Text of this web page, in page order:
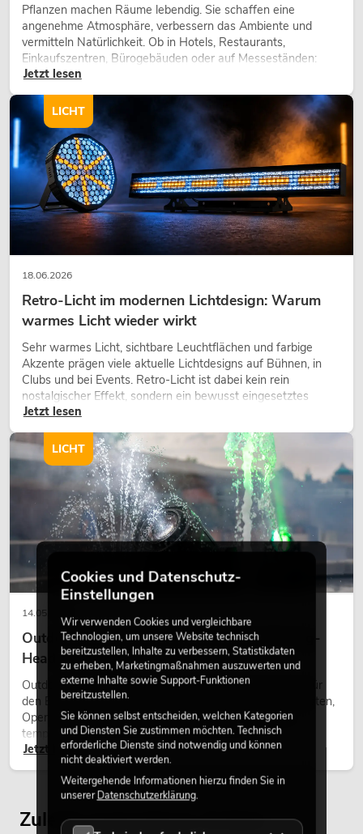
Pflanzen machen Räume lebendig. Sie schaffen eine
angenehme Atmosphäre, verbessern das Ambiente und
vermitteln Natürlichkeit. Ob in Hotels, Restaurants,
Einkaufszentren, Bürogebäuden oder auf Messeständen:
eine hochwertige Begrünung gehört heute längst zum
Jetzt lesen
18.06.2026
Retro-Licht im modernen Lichtdesign: Warum
warmes Licht wieder wirkt
Sehr warmes Licht, sichtbare Leuchtflächen und farbige
Akzente prägen viele aktuelle Lichtdesigns auf Bühnen, in
Clubs und bei Events. Retro-Licht ist dabei kein rein
nostalgischer Effekt, sondern ein bewusst eingesetztes
Gestaltungsmittel: Es schafft Atmosphäre, gibt Szenen
wirken lassen.
Jetzt lesen
LICHT
14.05.2026
Outdoor Moving-Heads: Wetterfeste Moving-
Heads bei Events
Outdoor Moving-Heads sind bewegliche Scheinwerfer für
den Einsatz im Freien. Sie werden bei Festivals, Stadtfesten,
Open-Air-Konzerten, Architekturinszenierungen und
temporären Außeninstallationen eingesetzt.
Jetzt lesen
LICHT
Zuletzt angesehene Artikel
Cookies und Datenschutz-
Einstellungen
Wir verwenden Cookies und vergleichbare
Technologien, um unsere Website technisch
bereitzustellen, Inhalte zu verbessern, Statistikdaten
zu erheben, Marketingmaßnahmen auszuwerten und
externe Inhalte sowie Support-Funktionen
bereitzustellen.
Sie können selbst entscheiden, welchen Kategorien
und Diensten Sie zustimmen möchten. Technisch
erforderliche Dienste sind notwendig und können
nicht deaktiviert werden.
Weitergehende Informationen hierzu finden Sie in
unsererDatenschutzerklärung.